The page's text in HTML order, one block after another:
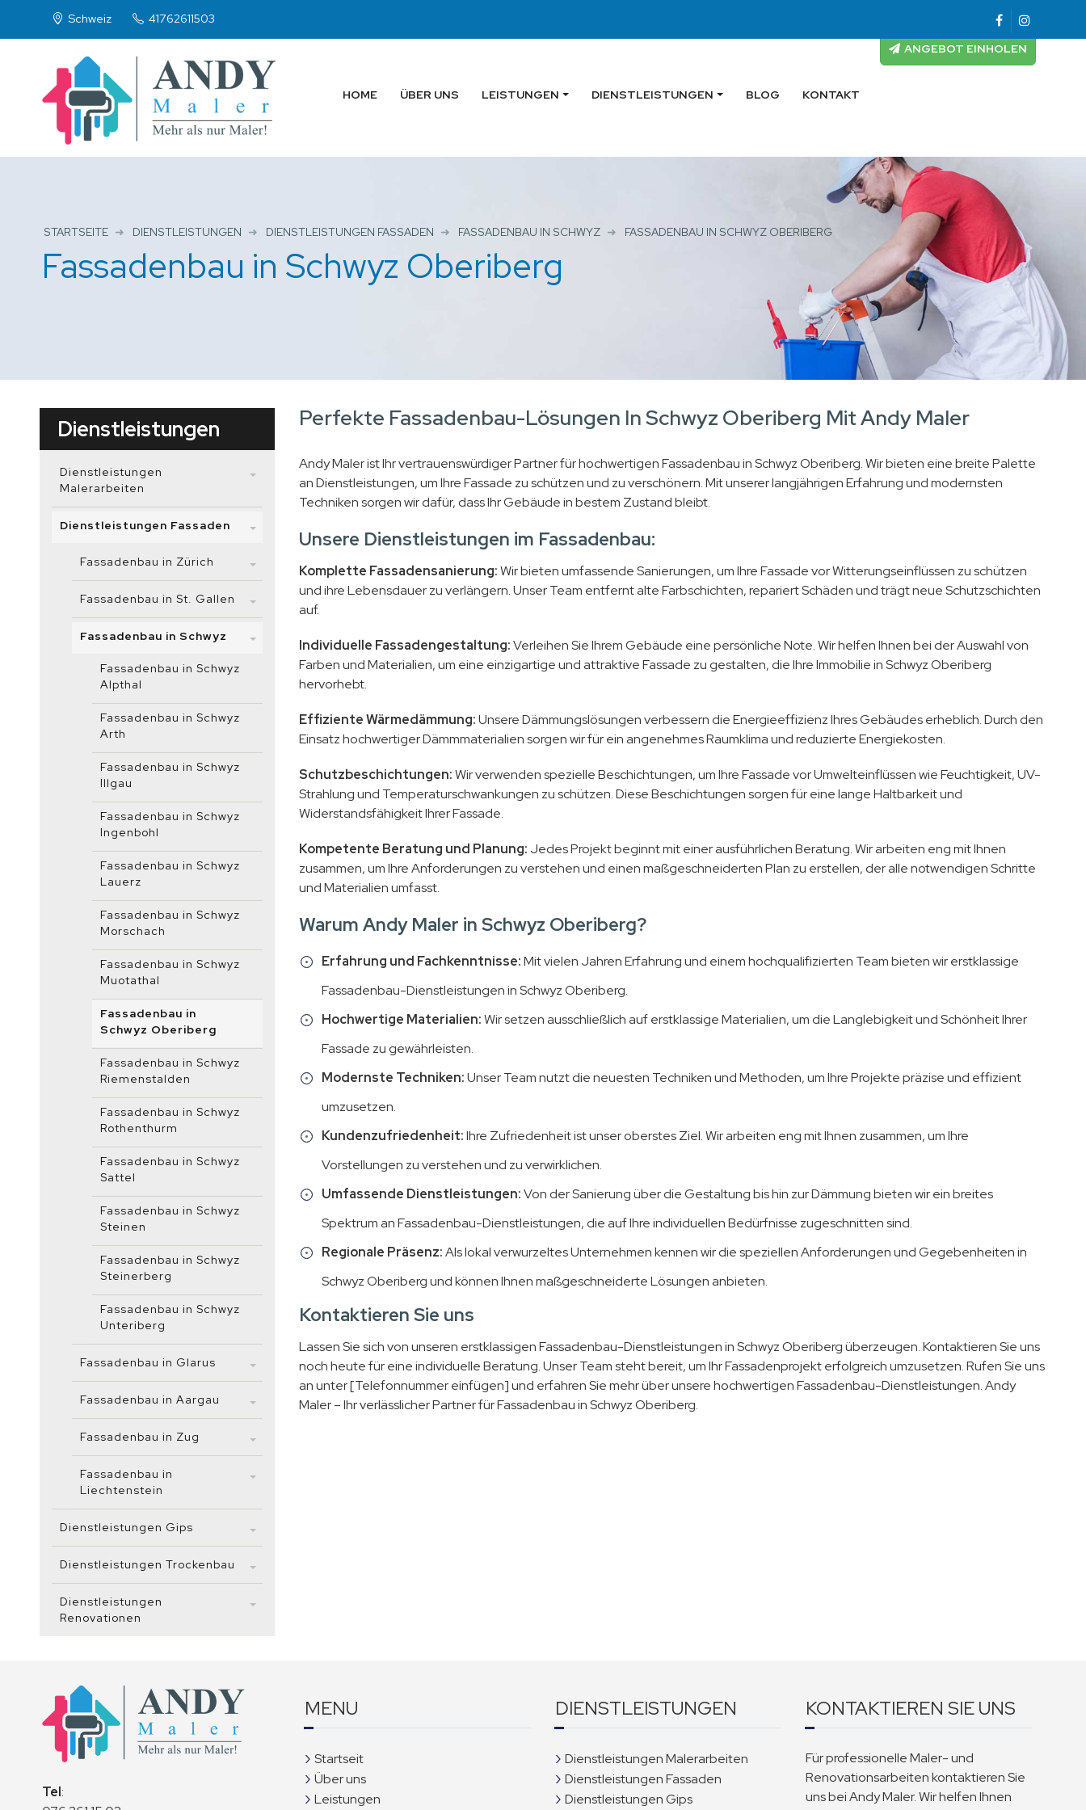
Schweiz 41762611503
HOME ÜBER UNS LEISTUNGEN DIENSTLEISTUNGEN BLOG KONTAKT
ANGEBOT EINHOLEN
STARTSEITE DIENSTLEISTUNGEN DIENSTLEISTUNGEN FASSADEN FASSADENBAU IN SCHWYZ FASSADENBAU IN SCHWYZ OBERIBERG
Fassadenbau in Schwyz Oberiberg
Perfekte Fassadenbau-Lösungen In Schwyz Oberiberg Mit Andy Maler
Andy Maler ist Ihr vertrauenswürdiger Partner für hochwertigen Fassadenbau in Schwyz Oberiberg. Wir bieten eine breite Palette
an Dienstleistungen, um Ihre Fassade zu schützen und zu verschönern. Mit unserer langjährigen Erfahrung und modernsten
Techniken sorgen wir dafür, dass Ihr Gebäude in bestem Zustand bleibt.
Unsere Dienstleistungen im Fassadenbau:
Komplette Fassadensanierung:Wir bieten umfassende Sanierungen, um Ihre Fassade vor Witterungseinflüssen zu schützen
und ihre Lebensdauer zu verlängern. Unser Team entfernt alte Farbschichten, repariert Schäden und trägt neue Schutzschichten
auf.
Individuelle Fassadengestaltung:Verleihen Sie Ihrem Gebäude eine persönliche Note. Wir helfen Ihnen bei der Auswahl von
Farben und Materialien, um eine einzigartige und attraktive Fassade zu gestalten, die Ihre Immobilie in Schwyz Oberiberg
hervorhebt.
Effiziente Wärmedämmung:Unsere Dämmungslösungen verbessern die Energieeffizienz Ihres Gebäudes erheblich. Durch den
Einsatz hochwertiger Dämmmaterialien sorgen wir für ein angenehmes Raumklima und reduzierte Energiekosten.
Schutzbeschichtungen:Wir verwenden spezielle Beschichtungen, um Ihre Fassade vor Umwelteinflüssen wie Feuchtigkeit, UV-
Strahlung und Temperaturschwankungen zu schützen. Diese Beschichtungen sorgen für eine lange Haltbarkeit und
Widerstandsfähigkeit Ihrer Fassade.
Kompetente Beratung und Planung: Jedes Projekt beginnt mit einer ausführlichen Beratung. Wir arbeiten eng mit Ihnen
zusammen, um Ihre Anforderungen zu verstehen und einen maßgeschneiderten Plan zu erstellen, der alle notwendigen Schritte
und Materialien umfasst.
Warum Andy Maler in Schwyz Oberiberg?
Erfahrung und Fachkenntnisse:Mit vielen Jahren Erfahrung und einem hochqualifizierten Team bieten wir erstklassige
Fassadenbau-Dienstleistungen in Schwyz Oberiberg.
Hochwertige Materialien:Wir setzen ausschließlich auf erstklassige Materialien, um die Langlebigkeit und Schönheit Ihrer
Fassade zu gewährleisten.
Modernste Techniken:Unser Team nutzt die neuesten Techniken und Methoden, um Ihre Projekte präzise und effizient
umzusetzen.
Kundenzufriedenheit:Ihre Zufriedenheit ist unser oberstes Ziel. Wir arbeiten eng mit Ihnen zusammen, um Ihre
Vorstellungen zu verstehen und zu verwirklichen.
Umfassende Dienstleistungen:Von der Sanierung über die Gestaltung bis hin zur Dämmung bieten wir ein breites
Spektrum an Fassadenbau-Dienstleistungen, die auf Ihre individuellen Bedürfnisse zugeschnitten sind.
Regionale Präsenz:Als lokal verwurzeltes Unternehmen kennen wir die speziellen Anforderungen und Gegebenheiten in
Schwyz Oberiberg und können Ihnen maßgeschneiderte Lösungen anbieten.
Kontaktieren Sie uns
Lassen Sie sich von unseren erstklassigen Fassadenbau-Dienstleistungen in Schwyz Oberiberg überzeugen. Kontaktieren Sie uns
noch heute für eine individuelle Beratung. Unser Team steht bereit, um Ihr Fassadenprojekt erfolgreich umzusetzen. Rufen Sie uns
an unter [Telefonnummer einfügen] und erfahren Sie mehr über unsere hochwertigen Fassadenbau-Dienstleistungen. Andy
Maler – Ihr verlässlicher Partner für Fassadenbau in Schwyz Oberiberg.
Dienstleistungen
Dienstleistungen
Malerarbeiten
Dienstleistungen Fassaden
Fassadenbau in Zürich
Fassadenbau in St. Gallen
Fassadenbau in Schwyz
Fassadenbau in Schwyz
Alpthal
Fassadenbau in Schwyz
Arth
Fassadenbau in Schwyz
Illgau
Fassadenbau in Schwyz
Ingenbohl
Fassadenbau in Schwyz
Lauerz
Fassadenbau in Schwyz
Morschach
Fassadenbau in Schwyz
Muotathal
Fassadenbau in
Schwyz Oberiberg
Fassadenbau in Schwyz
Riemenstalden
Fassadenbau in Schwyz
Rothenthurm
Fassadenbau in Schwyz
Sattel
Fassadenbau in Schwyz
Steinen
Fassadenbau in Schwyz
Steinerberg
Fassadenbau in Schwyz
Unteriberg
Fassadenbau in Glarus
Fassadenbau in Aargau
Fassadenbau in Zug
Fassadenbau in
Liechtenstein
Dienstleistungen Gips
Dienstleistungen Trockenbau
Dienstleistungen
Renovationen
Tel:
MENU
Startseit
Über uns
Leistungen
DIENSTLEISTUNGEN
Dienstleistungen Malerarbeiten
Dienstleistungen Fassaden
Dienstleistungen Gips
KONTAKTIEREN SIE UNS
Für professionelle Maler- und
Renovationsarbeiten kontaktieren Sie
uns bei Andy Maler. Wir helfen Ihnen